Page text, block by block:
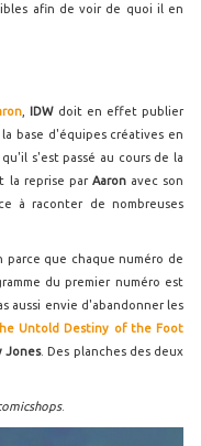
afin de voir de quoi il en
IDW doit en effet publier
base d'équipes créatives en
s'est passé au cours de la
la reprise par Aaronavec son
à raconter de nombreuses
parce que chaque numéro de
du premier numéro est
aussi envie d'abandonner les
Untold Destiny of the Foot
Jones. Des planches des deux
.